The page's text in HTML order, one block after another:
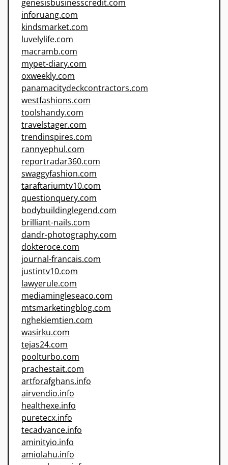
genesisbusinesscredit.com
inforuang.com
kindsmarket.com
luvelylife.com
macramb.com
mypet-diary.com
oxweekly.com
panamacitydeckcontractors.com
westfashions.com
toolshandy.com
travelstager.com
trendinspires.com
rannyephul.com
reportradar360.com
swaggyfashion.com
taraftariumtv10.com
questionquery.com
bodybuildinglegend.com
brilliant-nails.com
dandr-photography.com
dokteroce.com
journal-francais.com
justintv10.com
lawyerule.com
mediamingleseaco.com
mtsmarketingblog.com
nghekiemtien.com
wasirku.com
tejas24.com
poolturbo.com
prachestait.com
artforafghans.info
airvendio.info
healthexe.info
puretecx.info
tecadvance.info
aminityio.info
amiolahu.info